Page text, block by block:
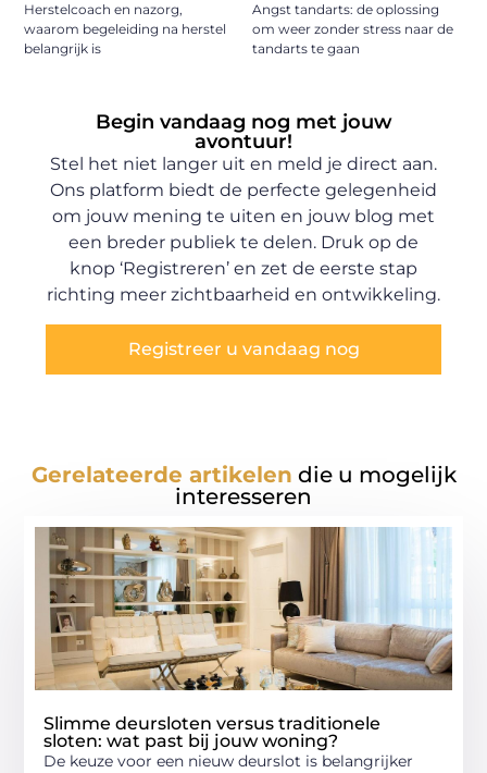
Herstelcoach en nazorg,
waarom begeleiding na herstel
belangrijk is
Angst tandarts: de oplossing
om weer zonder stress naar de
tandarts te gaan
Begin vandaag nog met jouw
avontuur!
Stel het niet langer uit en meld je direct aan.
Ons platform biedt de perfecte gelegenheid
om jouw mening te uiten en jouw blog met
een breder publiek te delen. Druk op de
knop ‘Registreren’ en zet de eerste stap
richting meer zichtbaarheid en ontwikkeling.
Registreer u vandaag nog
Gerelateerde artikelen die u mogelijk
interesseren
Slimme deursloten versus traditionele
sloten: wat past bij jouw woning?
De keuze voor een nieuw deurslot is belangrijker